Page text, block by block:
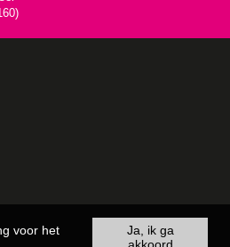
voor het
Ja, ik ga